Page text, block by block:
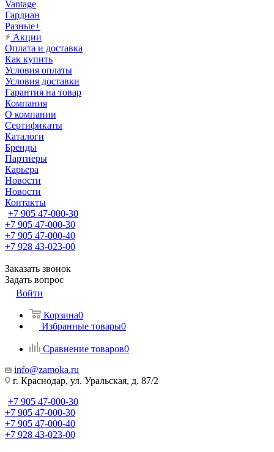
Vantage
Гардиан
Разные+
Акции
Оплата и доставка
Как купить
Условия оплаты
Условия доставки
Гарантия на товар
Компания
О компании
Сертификаты
Каталоги
Бренды
Партнеры
Карьера
Новости
Новости
Контакты
+7 905 47-000-30
+7 905 47-000-30
+7 905 47-000-40
+7 928 43-023-00
Заказать звонок
Задать вопрос
Войти
Корзина0
Избранные товары0
Сравнение товаров0
info@zamoka.ru
г. Краснодар, ул. Уральская, д. 87/2
+7 905 47-000-30
+7 905 47-000-30
+7 905 47-000-40
+7 928 43-023-00